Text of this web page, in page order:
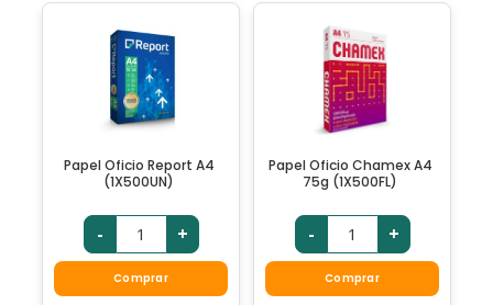
Papel Oficio Report A4
(1X500UN)
- +
Comprar
Papel Oficio Chamex A4
75g (1X500FL)
- +
Comprar